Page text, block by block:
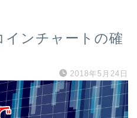
インチャートの確
2018年5月24日